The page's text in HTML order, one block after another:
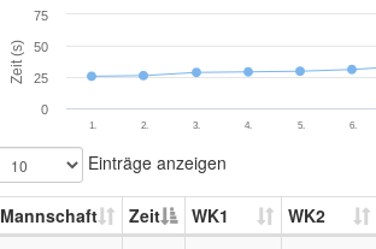
Zeit (s)
1. 2. 3. 4. 5. 6.
0
25
50
75
Einträge anzeigen
Mannschaft Zeit WK1 WK2